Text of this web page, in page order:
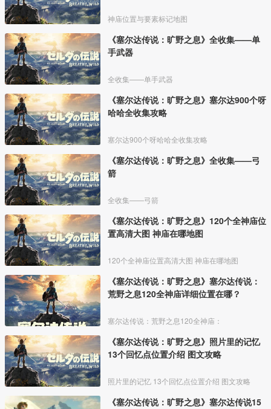
神庙位置与要素标记地图
《塞尔达传说：旷野之息》全收集——单
手武器
全收集——单手武器
《塞尔达传说：旷野之息》塞尔达900个呀
哈哈全收集攻略
塞尔达900个呀哈哈全收集攻略
《塞尔达传说：旷野之息》全收集——弓
箭
全收集——弓箭
《塞尔达传说：旷野之息》120个全神庙位
置高清大图 神庙在哪地图
120个全神庙位置高清大图 神庙在哪地图
《塞尔达传说：旷野之息》塞尔达传说：
荒野之息120全神庙详细位置在哪？
塞尔达传说：荒野之息120全神庙：
《塞尔达传说：旷野之息》照片里的记忆
13个回忆点位置介绍 图文攻略
照片里的记忆 13个回忆点位置介绍 图文攻略
《塞尔达传说：旷野之息》塞尔达传说15